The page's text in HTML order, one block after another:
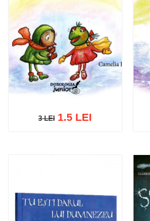
3 LEI
3 LEI1.5 LEI